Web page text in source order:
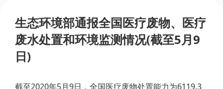
生态环境部通报全国医疗废物、医疗
废水处置和环境监测情况(截至5月9
日)
截至2020年5月9日，全国医疗废物处置能力为6119.3